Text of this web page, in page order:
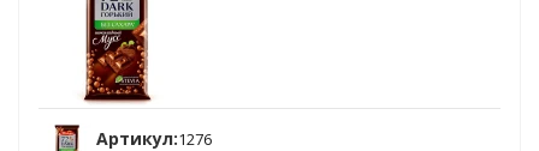
Артикул:1276